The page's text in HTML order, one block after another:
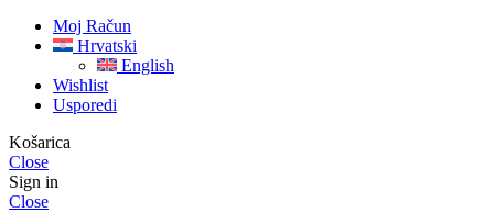
Moj Račun
Hrvatski
English
Wishlist
Usporedi
Košarica
Close
Sign in
Close